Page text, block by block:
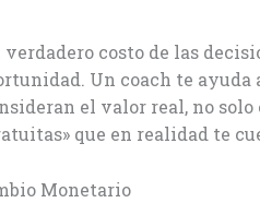
costo de las
Un coach te ayuda
el valor real, no solo
que en realidad te
Monetario